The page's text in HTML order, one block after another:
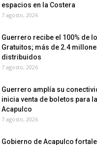
espacios en la Costera
7 agosto, 2026
Guerrero recibe el 100% de
Gratuitos; más de 2.4
distribuidos
7 agosto, 2026
Guerrero amplía su
inicia venta de boletos para
Acapulco
7 agosto, 2026
Gobierno de Acapulco